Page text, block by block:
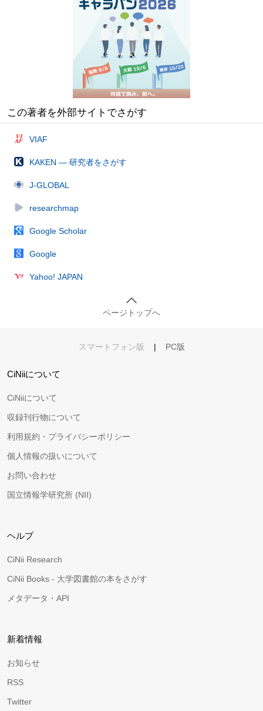
この著者を外部サイトでさがす
VIAF
KAKEN — 研究者をさがす
J-GLOBAL
researchmap
Google Scholar
Google
Yahoo! JAPAN
ページトップへ
スマートフォン版 | PC版
CiNiiについて
CiNiiについて
収録刊行物について
利用規約・プライバシーポリシー
個人情報の扱いについて
お問い合わせ
国立情報学研究所 (NII)
ヘルプ
CiNii Research
CiNii Books - 大学図書館の本をさがす
メタデータ・API
新着情報
お知らせ
RSS
Twitter